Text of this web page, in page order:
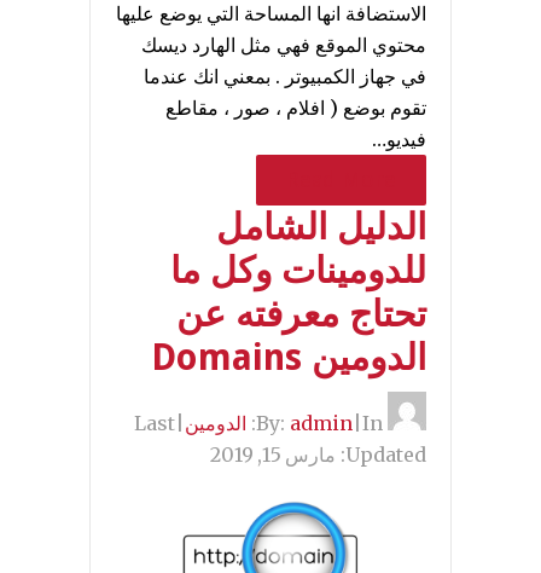
الاستضافة انها المساحة التي يوضع عليها
محتوي الموقع فهي مثل الهارد ديسك
في جهاز الكمبيوتر . بمعني انك عندما
تقوم بوضع ( افلام ، صور ، مقاطع
فيديو…
الدليل الشامل
للدومينات وكل ما
تحتاج معرفته عن
الدومين Domains
admin In: الدومين Last
Updated: مارس 15, 2019